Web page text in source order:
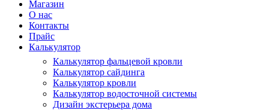
Магазин
О нас
Контакты
Прайс
Калькулятор
Калькулятор фальцевой кровли
Калькулятор сайдинга
Калькулятор кровли
Калькулятор водосточной системы
Дизайн экстерьера дома